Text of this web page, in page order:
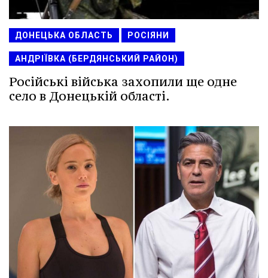
ДОНЕЦЬКА ОБЛАСТЬ РОСІЯНИ
АНДРІЇВКА (БЕРДЯНСЬКИЙ РАЙОН)
Російські війська захопили ще одне
село в Донецькій області.